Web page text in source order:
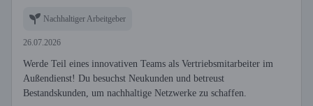
Nachhaltiger Arbeitgeber
26.07.2026
Werde Teil eines innovativen Teams als Vertriebsmitarbeiter im
Außendienst! Du besuchst Neukunden und betreust
Bestandskunden, um nachhaltige Netzwerke zu schaffen.